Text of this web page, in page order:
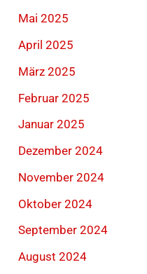
Mai 2025
April 2025
März 2025
Februar 2025
Januar 2025
Dezember 2024
November 2024
Oktober 2024
September 2024
August 2024